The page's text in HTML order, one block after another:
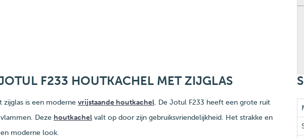
F233 HOUTKACHEL MET ZIJGLAS
is een moderne vrijstaande houtkachel. De Jotul F233 heeft een grote ruit
Deze houtkachel valt op door zijn gebruiksvriendelijkheid. Het strakke en
moderne look.